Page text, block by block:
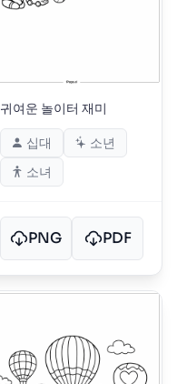
귀여운 놀이터 재미
십대
소년
소녀
PNG PDF